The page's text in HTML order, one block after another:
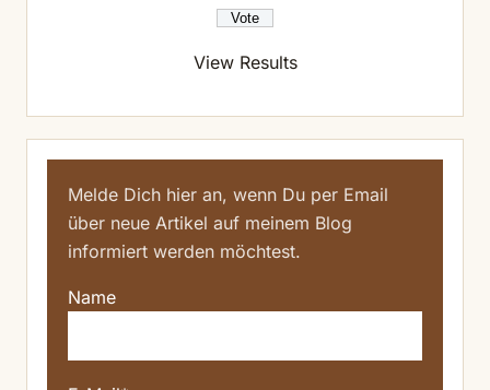
View Results
Melde Dich hier an, wenn Du per Email
über neue Artikel auf meinem Blog
informiert werden möchtest.
Name